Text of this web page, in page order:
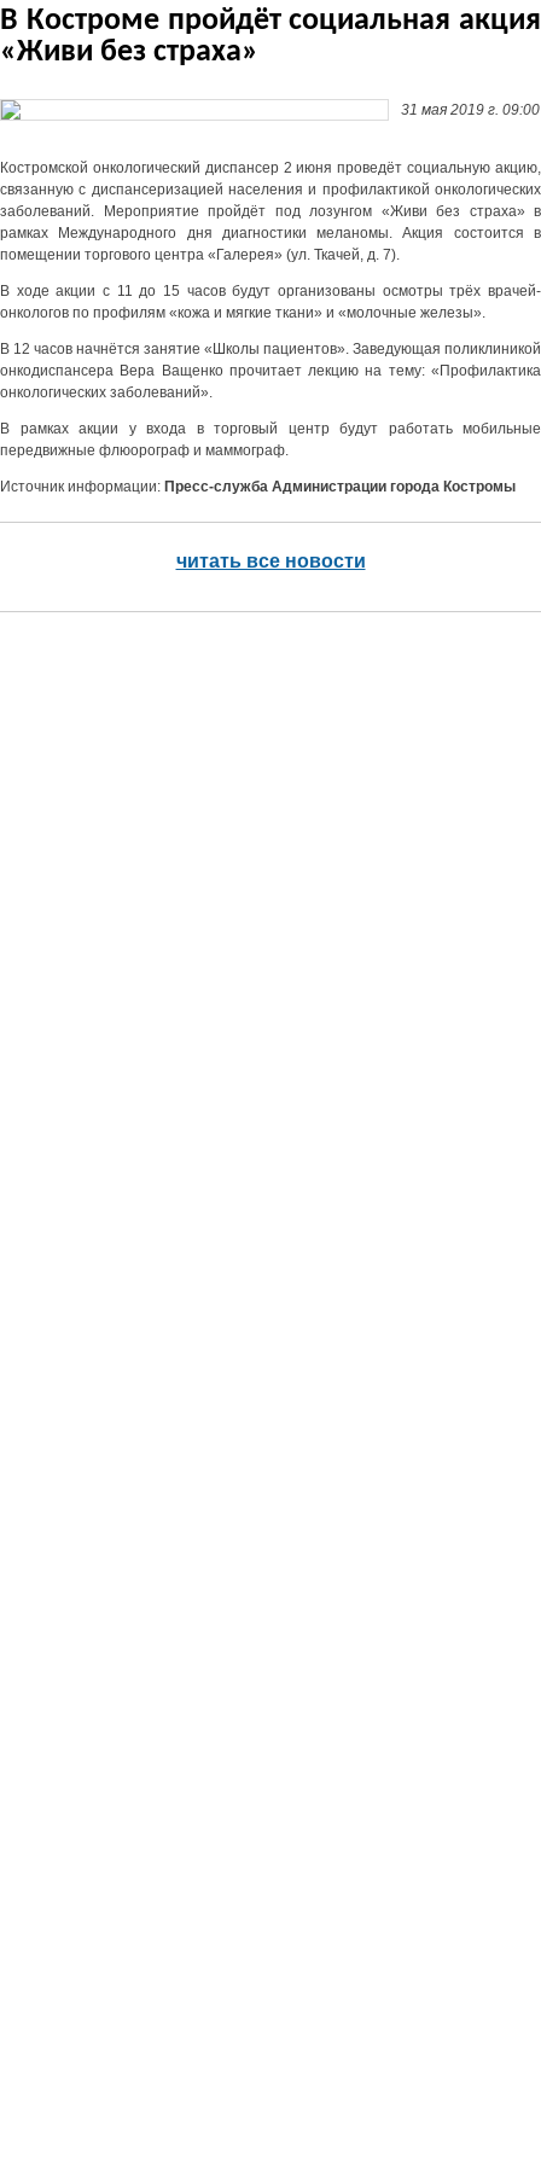
В Костроме пройдёт социальная акция
«Живи без страха»
31 мая 2019 г. 09:00
Костромской онкологический диспансер 2 июня проведёт социальную акцию,
связанную с диспансеризацией населения и профилактикой онкологических
заболеваний. Мероприятие пройдёт под лозунгом «Живи без страха» в
рамках Международного дня диагностики меланомы. Акция состоится в
помещении торгового центра «Галерея» (ул. Ткачей, д. 7).
В ходе акции с 11 до 15 часов будут организованы осмотры трёх врачей-
онкологов по профилям «кожа и мягкие ткани» и «молочные железы».
В 12 часов начнётся занятие «Школы пациентов». Заведующая поликлиникой
онкодиспансера Вера Ващенко прочитает лекцию на тему: «Профилактика
онкологических заболеваний».
В рамках акции у входа в торговый центр будут работать мобильные
передвижные флюорограф и маммограф.
Источник информации: Пресс-служба Администрации города Костромы
читать все новости